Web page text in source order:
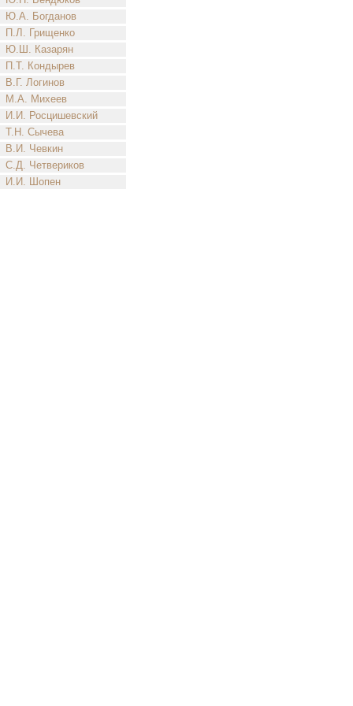
Ю.А. Богданов
П.Л. Грищенко
Ю.Ш. Казарян
П.Т. Кондырев
В.Г. Логинов
М.А. Михеев
И.И. Росцишевский
Т.Н. Сычева
В.И. Чевкин
С.Д. Четвериков
И.И. Шопен